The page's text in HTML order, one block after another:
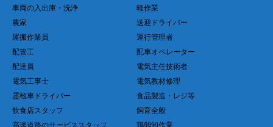
車両の入出庫・洗浄
軽作業
農家
送迎ドライバー
運搬作業員
運行管理者
配管工
配車オペレーター
配達員
電気主任技術者
電気工事士
電気教材修理
霊柩車ドライバー
食品製造・レジ等
飲食店スタッフ
飼育全般